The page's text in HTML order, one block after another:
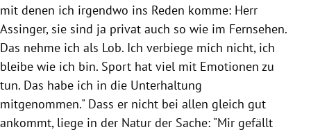
mit denen ich irgendwo ins Reden komme: Herr
Assinger, sie sind ja privat auch so wie im Fernsehen.
Das nehme ich als Lob. Ich verbiege mich nicht, ich
bleibe wie ich bin. Sport hat viel mit Emotionen zu
tun. Das habe ich in die Unterhaltung
mitgenommen." Dass er nicht bei allen gleich gut
ankommt, liege in der Natur der Sache: "Mir gefällt